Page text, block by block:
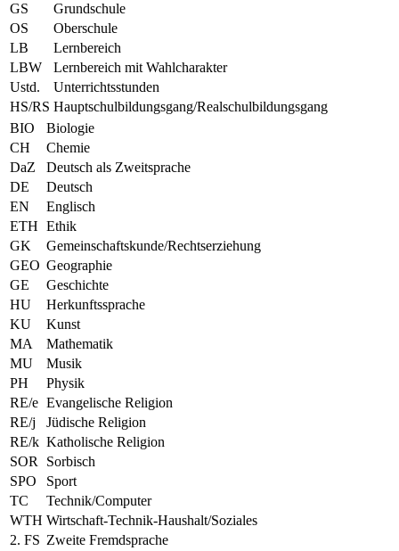
GS
Grundschule
OS
Oberschule
LB
Lernbereich
LBW
Lernbereich mit Wahlcharakter
Ustd.
Unterrichtsstunden
HS/RS Hauptschulbildungsgang/Realschulbildungsgang
BIO
Biologie
CH
Chemie
DaZ
Deutsch als Zweitsprache
DE
Deutsch
EN
Englisch
ETH Ethik
GK
Gemeinschaftskunde/Rechtserziehung
GEO Geographie
GE
Geschichte
HU
Herkunftssprache
KU
Kunst
MA
Mathematik
MU
Musik
PH
Physik
RE/e Evangelische Religion
RE/j
Jüdische Religion
RE/k Katholische Religion
SOR
Sorbisch
SPO
Sport
TC
Technik/Computer
WTH Wirtschaft-Technik-Haushalt/Soziales
2. FS Zweite Fremdsprache